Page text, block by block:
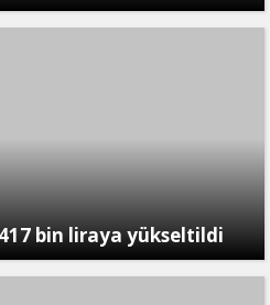
bin liraya yükseltildi